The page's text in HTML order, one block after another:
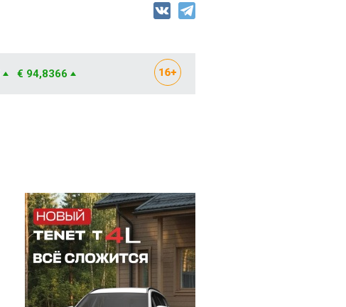
€ 94,8366